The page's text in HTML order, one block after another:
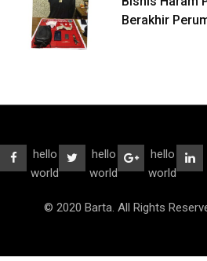
Berakhir
hello
world
hello
world
hello
world
© 2020 Barta. All Rights